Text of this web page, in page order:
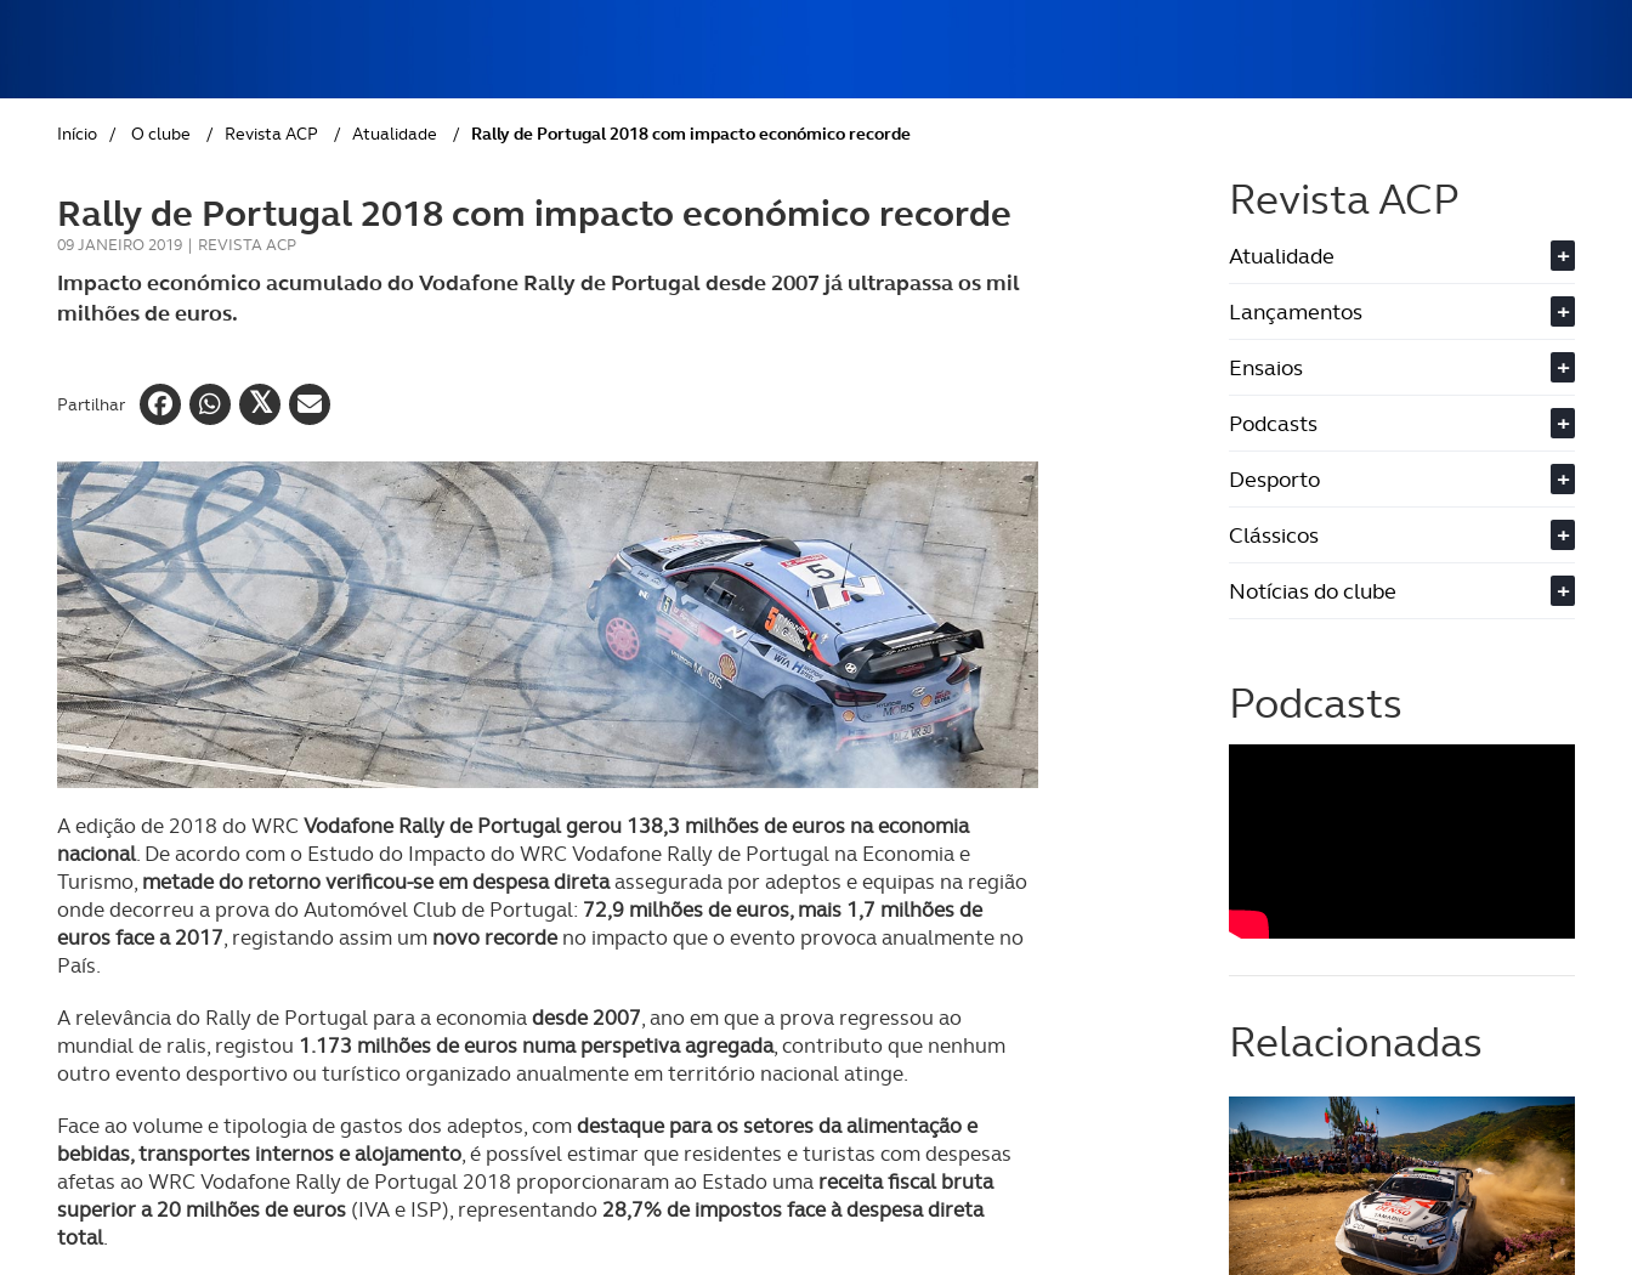
GOLFE
AUTOCARAVANISMO
Início / O clube / Revista ACP / Atualidade / Rally de Portugal 2018 com impacto económico recorde
Rally de Portugal 2018 com impacto económico recorde
09 JANEIRO 2019 | REVISTA ACP
Impacto económico acumulado do Vodafone Rally de Portugal desde 2007 já ultrapassa os mil
milhões de euros.
Partilhar
A edição de 2018 do WRC Vodafone Rally de Portugal gerou 138,3 milhões de euros na economia
nacional. De acordo com o Estudo do Impacto do WRC Vodafone Rally de Portugal na Economia e
Turismo, metade do retorno verificou-se em despesa diretaassegurada por adeptos e equipas na região
onde decorreu a prova do Automóvel Club de Portugal: 72,9 milhões de euros, mais 1,7 milhões de
euros face a 2017, registando assim um novo recordeno impacto que o evento provoca anualmente no
País.
A relevância do Rally de Portugal para a economiadesde 2007, ano em que a prova regressou ao
mundial de ralis, registou 1.173 milhões de euros numa perspetiva agregada, contributo que nenhum
outro evento desportivo ou turístico organizado anualmente em território nacional atinge.
Face ao volume e tipologia de gastos dos adeptos, comdestaque para os setores da alimentação e
bebidas, transportes internos e alojamento, é possível estimar que residentes e turistas com despesas
afetas ao WRC Vodafone Rally de Portugal 2018 proporcionaram ao Estado uma receita fiscal bruta
superior a 20 milhões de euros (IVA e ISP), representando 28,7% de impostos face à despesa direta
total.
Revista ACP
Atualidade
+
Lançamentos
+
Ensaios
+
Podcasts
+
Desporto
+
Clássicos
+
Notícias do clube
+
Podcasts
Relacionadas